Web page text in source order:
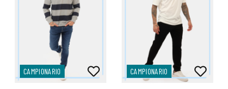
CAMPIONARIO CAMPIONARIO